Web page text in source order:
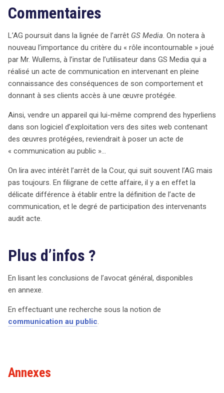
Commentaires
L’AG poursuit dans la lignée de l’arrêt GS Media. On notera à
nouveau l’importance du critère du « rôle incontournable » joué
par Mr. Wullems, à l’instar de l’utilisateur dans GS Media qui a
réalisé un acte de communication en intervenant en pleine
connaissance des conséquences de son comportement et
donnant à ses clients accès à une œuvre protégée.
Ainsi, vendre un appareil qui lui-même comprend des hyperliens
dans son logiciel d’exploitation vers des sites web contenant
des œuvres protégées, reviendrait à poser un acte de
« communication au public »…
On lira avec intérêt l’arrêt de la Cour, qui suit souvent l’AG mais
pas toujours. En filigrane de cette affaire, il y a en effet la
délicate différence à établir entre la définition de l’acte de
communication, et le degré de participation des intervenants
audit acte.
Plus d’infos ?
En lisant les conclusions de l’avocat général, disponibles
en annexe.
En effectuant une recherche sous la notion de
communication au public.
Annexes
search